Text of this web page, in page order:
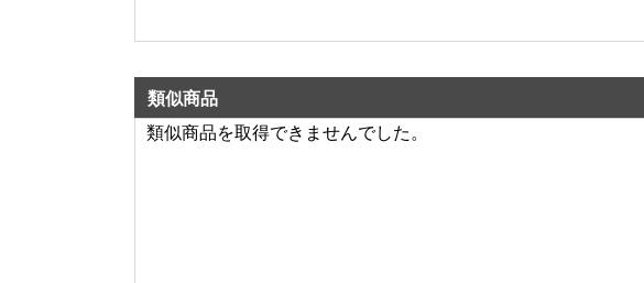
類似商品
類似商品を取得できませんでした。